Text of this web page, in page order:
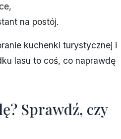
na postój.
kuchenki turystycznej i
lasu to coś, co naprawdę
Sprawdź, czy